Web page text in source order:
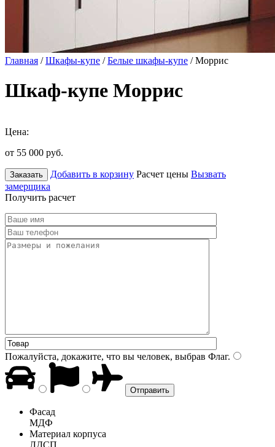
Главная /Шкафы-купе /Белые шкафы-купе / Моррис
Шкаф-купе Моррис
Цена:
от 55 000 руб.
Заказать Добавить в корзину Расчет цены Вызвать
замерщика
Получить расчет
Пожалуйста, докажите, что вы человек, выбрав Флаг.
Фасад
МДФ
Материал корпуса
ЛДСП